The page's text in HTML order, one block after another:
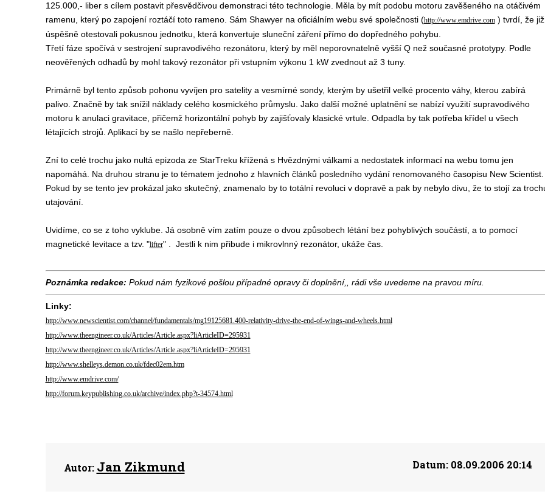
125.000,- liber s cílem postavit přesvědčivou demonstraci této technologie. Měla by mít podobu motoru zavěšeného na otáčivém
ramenu, který po zapojení roztáčí toto rameno. Sám Shawyer na oficiálním webu své společnosti (http://www.emdrive.com) tvrdí, že již
úspěšně otestovali pokusnou jednotku, která konvertuje sluneční záření přímo do dopředného pohybu.
Třetí fáze spočívá v sestrojení supravodivého rezonátoru, který by měl neporovnatelně vyšší Q než současné prototypy. Podle
neověřených odhadů by mohl takový rezonátor při vstupním výkonu 1 kW zvednout až 3 tuny.
Primárně byl tento způsob pohonu vyvíjen pro satelity a vesmírné sondy, kterým by ušetřil velké procento váhy, kterou zabírá
palivo. Značně by tak snížil náklady celého kosmického průmyslu. Jako další možné uplatnění se nabízí využití supravodivého
motoru k anulaci gravitace, přičemž horizontální pohyb by zajišťovaly klasické vrtule. Odpadla by tak potřeba křídel u všech
létajících strojů. Aplikací by se našlo nepřeberně.
Zní to celé trochu jako nultá epizoda ze StarTreku křížená s Hvězdnými válkami a nedostatek informací na webu tomu jen
napomáhá. Na druhou stranu je to tématem jednoho z hlavních článků posledního vydání renomovaného časopisu New Scientist.
Pokud by se tento jev prokázal jako skutečný, znamenalo by to totální revoluci v dopravě a pak by nebylo divu, že to stojí za
utajování.
Uvidíme, co se z toho vyklube. Já osobně vím zatím pouze o dvou způsobech létání bez pohyblivých součástí, a to pomocí
magnetické levitace a tzv. "lifter" . Jestli k nim přibude i mikrovlnný rezonátor, ukáže čas.
Poznámka redakce: Pokud nám fyzikové pošlou případné opravy či doplnění,, rádi vše uvedeme na pravou míru.
Linky:
http://www.newscientist.com/channel/fundamentals/mg19125681.400-relativity-drive-the-end-of-wings-and-wheels.html
http://www.theengineer.co.uk/Articles/Article.aspx?liArticleID=295931
http://www.theengineer.co.uk/Articles/Article.aspx?liArticleID=295931
http://www.shelleys.demon.co.uk/fdec02em.htm
http://www.emdrive.com/
http://forum.keypublishing.co.uk/archive/index.php?t-34574.html
Autor: Jan Zikmund Datum:08.09.2006 20:14